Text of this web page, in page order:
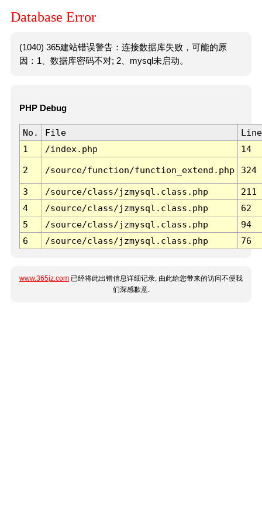
Database Error
(1040) 365建站错误警告：连接数据库失败，可能的原
因：1、数据库密码不对; 2、mysql未启动。
PHP Debug
No. File
Line
1
/index.php 14
2 /source/function/function_extend.php 324
3 /source/class/jzmysql.class.php
211
4
/source/class/jzmysql.class.php
62
5
/source/class/jzmysql.class.php
94
6
/source/class/jzmysql.class.php 76
www.365jz.com 已经将此出错信息详细记录, 由此给您带来的访问不便我
们深感歉意.